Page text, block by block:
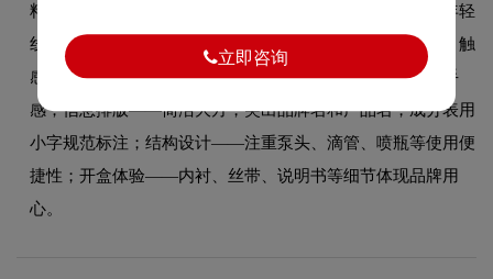
料、金属配件搭配；色彩运用——高端线以黑白金为主，年轻
线用马卡龙色或渐变，功能性护肤品用蓝绿色传递专业感；触
感体验——瓶身磨砂处理、软触感涂层、木质瓶盖等提升手
感；信息排版——简洁大方，突出品牌名和产品名，成分表用
小字规范标注；结构设计——注重泵头、滴管、喷瓶等使用便
捷性；开盒体验——内衬、丝带、说明书等细节体现品牌用
心。
立即咨询